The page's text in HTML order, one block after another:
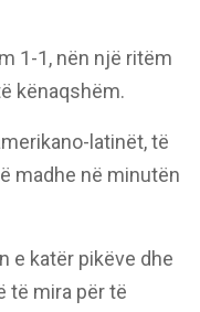
1-1, nën një ritëm
kënaqshëm.
latinët, të
madhe në minutën
e katër pikëve dhe
të mira për të